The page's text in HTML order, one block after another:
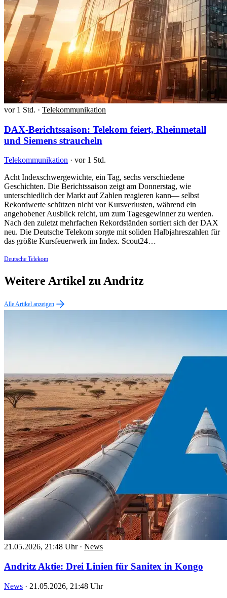
vor 1 Std. · Telekommunikation
DAX-Berichtssaison: Telekom feiert, Rheinmetall
und Siemens straucheln
Telekommunikation · vor 1 Std.
Acht Indexschwergewichte, ein Tag, sechs verschiedene
Geschichten. Die Berichtssaison zeigt am Donnerstag, wie
unterschiedlich der Markt auf Zahlen reagieren kann— selbst
Rekordwerte schützen nicht vor Kursverlusten, während ein
angehobener Ausblick reicht, um zum Tagesgewinner zu werden.
Nach den zuletzt mehrfachen Rekordständen sortiert sich der DAX
neu. Die Deutsche Telekom sorgte mit soliden Halbjahreszahlen für
das größte Kursfeuerwerk im Index. Scout24…
Deutsche Telekom
Weitere Artikel zu Andritz
Alle Artikel anzeigen
21.05.2026, 21:48 Uhr · News
Andritz Aktie: Drei Linien für Sanitex in Kongo
News · 21.05.2026, 21:48 Uhr